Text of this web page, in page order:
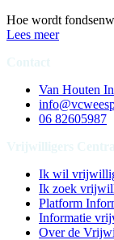
Hoe wordt
Lees meer
Van Houten
06 82605987
Ik wil
Ik zoek
Platform
Informatie
Over de